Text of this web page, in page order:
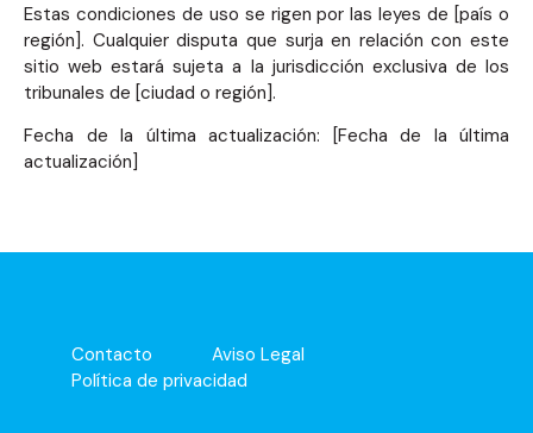
Estas condiciones de uso se rigen por las leyes de [país o
región]. Cualquier disputa que surja en relación con este
sitio web estará sujeta a la jurisdicción exclusiva de los
tribunales de [ciudad o región].
Fecha de la última actualización: [Fecha de la última
actualización]
Contacto
Aviso Legal
Política de privacidad